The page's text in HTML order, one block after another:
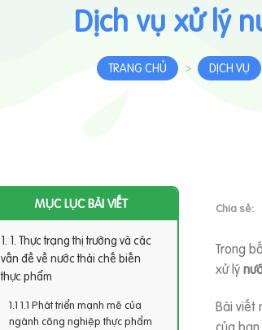
Dịch vụ xử lý
TRANG CHỦ > DỊCH VỤ
MỤC LỤC BÀI VIẾT
1. Thực trạng thị trường và các
vấn đề về nước thải chế biến
thực phẩm
1.1 Phát triển mạnh mẽ của
ngành công nghiệp thực phẩm
Chia sẻ:
Trong
xử lý
Bài viết